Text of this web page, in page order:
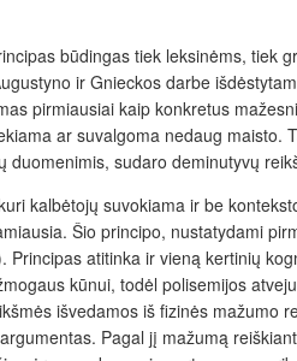
būdingas tiek leksinėms,
ir Gnieckos darbe
pirmiausiai kaip konkretus
ar suvalgoma nedaug maisto.
sudaro deminutyvų
kalbėtojų suvokiama ir be
Šio principo, nustatydami
Principas atitinka ir vieną kertinių
kūnui, todėl polisemijos
išvedamos iš fizinės
Pagal jį mažumą